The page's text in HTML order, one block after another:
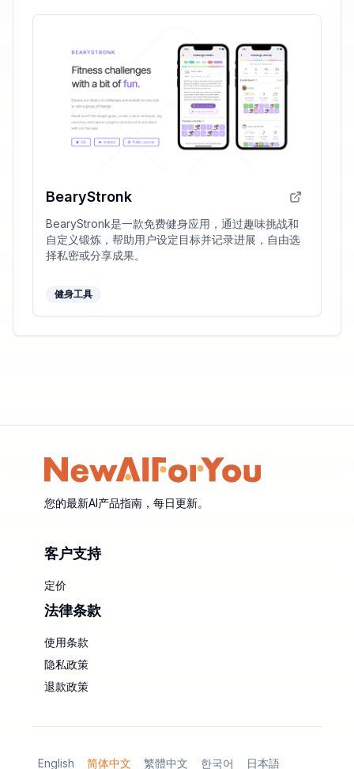
BearyStronk
BearyStronk是一款免费健身应用，通过趣味挑战和
自定义锻炼，帮助用户设定目标并记录进展，自由选
择私密或分享成果。
健身工具
您的最新AI产品指南，每日更新。
客户支持
定价
法律条款
使用条款
隐私政策
退款政策
English 简体中文 繁體中文 한국어 日本語